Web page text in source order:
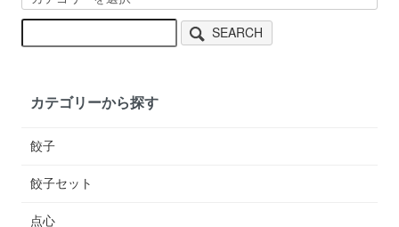
SEARCH
カテゴリーから探す
餃子
餃子セット
点心